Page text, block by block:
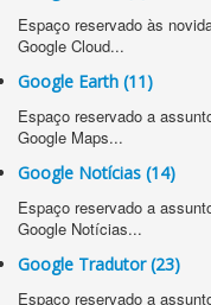
Espaço reservado às
Google Cloud...
Google Earth (11)
Espaço reservado a
Google Maps...
Google Notícias (14)
Espaço reservado a
Google Notícias...
Google Tradutor (23)
Espaço reservado a